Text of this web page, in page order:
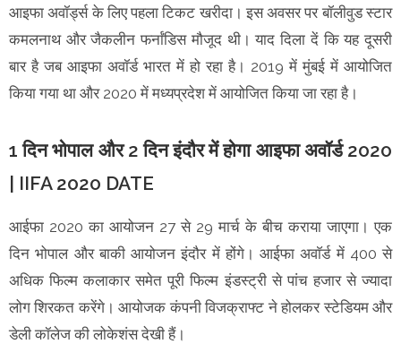
आइफा अवॉर्ड्स के लिए पहला टिकट खरीदा। इस अवसर पर बॉलीवुड स्टार
कमलनाथ और जैकलीन फर्नांडिस मौजूद थी। याद दिला दें कि यह दूसरी
बार है जब आइफा अवॉर्ड भारत में हो रहा है। 2019 में मुंबई में आयोजित
किया गया था और 2020 में मध्यप्रदेश में आयोजित किया जा रहा है।
1 दिन भोपाल और 2 दिन इंदौर में होगा आइफा अवॉर्ड 2020
| IIFA 2020 DATE
आईफा 2020 का आयोजन 27 से 29 मार्च के बीच कराया जाएगा। एक
दिन भोपाल और बाकी आयोजन इंदौर में होंगे। आईफा अवाॅर्ड में 400 से
अधिक फिल्म कलाकार समेत पूरी फिल्म इंडस्ट्री से पांच हजार से ज्यादा
लोग शिरकत करेंगे। आयोजक कंपनी विजक्राफ्ट ने होलकर स्टेडियम और
डेली कॉलेज की लोकेशंस देखी हैं।